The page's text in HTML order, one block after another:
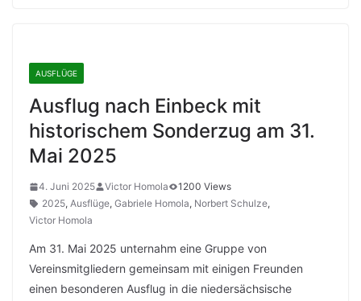
AUSFLÜGE
Ausflug nach Einbeck mit
historischem Sonderzug am 31.
Mai 2025
4. Juni 2025 Victor Homola
1200 Views
2025, Ausflüge, Gabriele Homola, Norbert Schulze,
Victor Homola
Am 31. Mai 2025 unternahm eine Gruppe von
Vereinsmitgliedern gemeinsam mit einigen Freunden
einen besonderen Ausflug in die niedersächsische